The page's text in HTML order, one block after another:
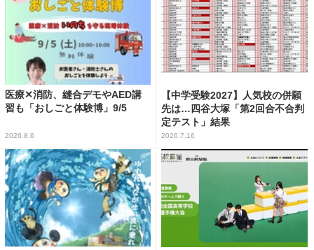
医療✕消防、縫合デモやAED講
習も「おしごと体験博」9/5
2026.8.6
【中学受験2027】人気校の併願
先は…四谷大塚「第2回合不合判
定テスト」結果
2026.7.16